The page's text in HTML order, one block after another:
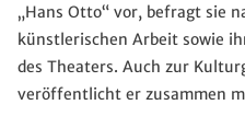
„Hans Otto“ vor, befragt sie
künstlerischen Arbeit sowie
des Theaters. Auch zur
veröffentlicht er zusammen